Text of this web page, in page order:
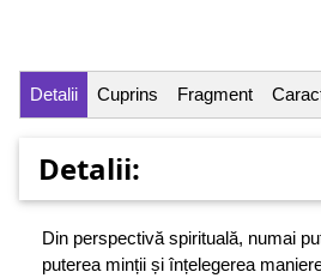
Detalii Cuprins Fragment
Detalii:
Din perspectivă spirituală, numai
puterea minții și înțelegerea